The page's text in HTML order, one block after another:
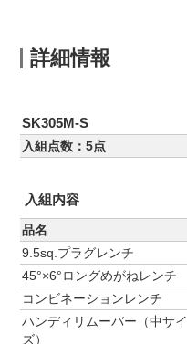
詳細情報
SK305M-S
入組点数：5点
入組内容
品名
9.5sq.プラグレンチ
45°×6°ロングめがねレンチ
コンビネーションレンチ
ハンディリムーバー（中サイ
ズ）